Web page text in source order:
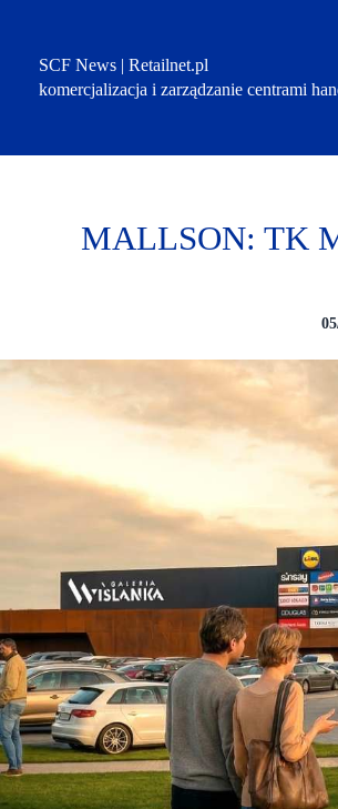
SCF News | Retailnet.pl
komercjalizacja i zarządzanie centrami
MALLSON: TK